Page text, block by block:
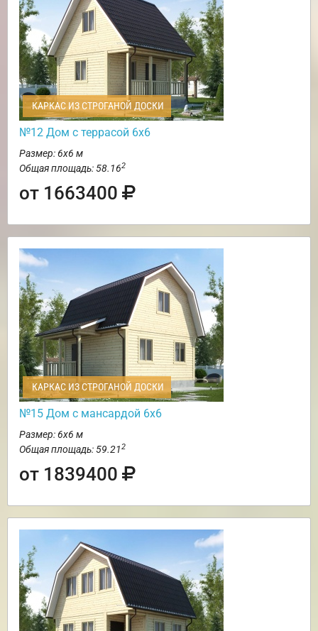
КАРКАС ИЗ СТРОГАНОЙ ДОСКИ
№12 Дом с террасой 6х6
Размер: 6х6 м
Общая площадь: 58.162
от 1663400
КАРКАС ИЗ СТРОГАНОЙ ДОСКИ
№15 Дом с мансардой 6х6
Размер: 6х6 м
Общая площадь: 59.212
от 1839400